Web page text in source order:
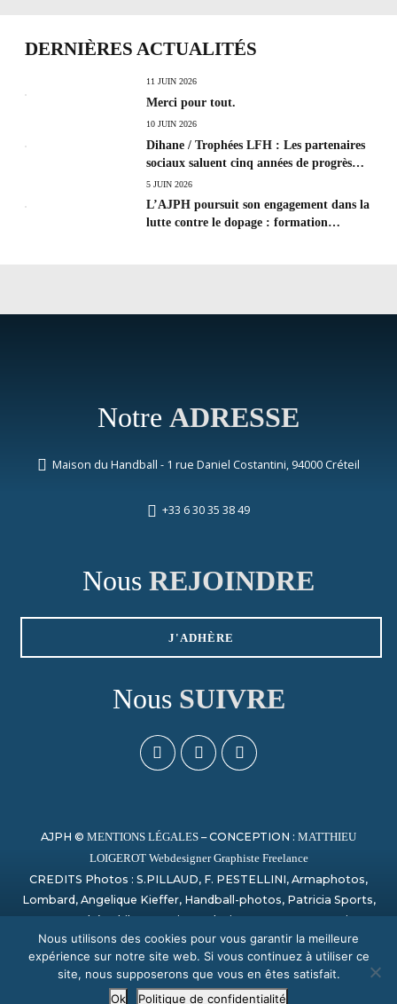
DERNIÈRES ACTUALITÉS
11 JUIN 2026
Merci pour tout.
10 JUIN 2026
Dihane / Trophées LFH : Les partenaires
sociaux saluent cinq années de progrès
social et les efforts à poursuivre !
5 JUIN 2026
L’AJPH poursuit son engagement dans la
lutte contre le dopage : formation
Notre ADRESSE
Maison du Handball - 1 rue Daniel Costantini, 94000 Créteil
+33 6 30 35 38 49
Nous REJOINDRE
J'ADHÈRE
Nous SUIVRE
AJPH © MENTIONS LÉGALES – CONCEPTION : MATTHIEU
LOIGEROT Webdesigner Graphiste Freelance
CREDITS Photos : S.PILLAUD, F. PESTELLINI, Armaphotos,
Lombard, Angelique Kieffer, Handball-photos, Patricia Sports,
Laurent Théophile, Campion, Sylvain Artu, Paage_creation,
Bertrand Delhomme, Nicolas Harvent / HBCSA, Sauvage,
PHOTO SPORT NORMANDY
Nous utilisons des cookies pour vous garantir la meilleure
expérience sur notre site web. Si vous continuez à utiliser ce
site, nous supposerons que vous en êtes satisfait.
Ok
Politique de confidentialité